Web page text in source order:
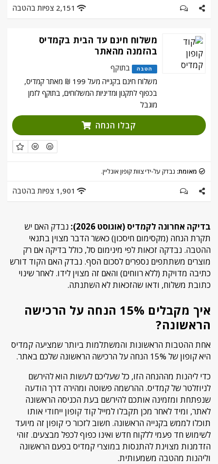
2,151 צפיות בהטבה
משלוח חינם עד הבית בקמדיס
בהזמנה מהאתר
הטבה
בתוקף
משלוח חינם בקנייה מעל 199 ₪ מאתר קמדיס,
בכפוף לתקנון ומדיניות המשלוחים, בתוקף לזמן
מוגבל
קבלו הנחה
מאומת: נבדק על-ידי צוות קופון אונליין.
1,901 צפיות בהטבה
בדיקה אחרונה לקמדיס (אוגוסט 2026):
נבדק האם יש
תקרת הנחה (מקסימום חיסכון) כאשר הדבר מצוין בתנאי
ההטבה. נבדקה זכאות לפי מינימום סל, כולל בדיקה אם רק
מוצרים משתתפים נספרים לסכום הסף. נבדק האם הקוד דורש
כתיבה מדויקת (ללא רווחים) והאם זה מצוין לידו. לאחר שינוי
כתובת משלוח, ודאו שהזכאות לא השתנתה.
איך מקבלים 15% הנחה על הרכישה
הראשונה?
אחת ההטבות הראשונות והמשתלמות ביותר שמציעה קמדיס
היא קופון של 15% הנחה על הרכישה הראשונה שלכם באתר.
כדי ליהנות מההנחה הזו, כל שעליכם לעשות הוא להירשם
לניוזלטר של קמדיס. ההרשמה פשוטה ומהירה דרך הודעה
שנפתחת ומזמינה אותכם להירשם בעת הכניסה הראשונה
לאתר, ומיד לאחר מכן תקבלו למייל קוד קופון ייחודי אותו
תוכלו לממש בקנייה הראשונה. חשוב לזכור כי קופון זה מיועד
לשימוש חד פעמי ללקוח חדש ואינו כפוף לכפל מבצעים. זוהי
הזדמנות מצוינת להתנסות במוצרי קמדיס בפעם הראשונה
וליהנות מהטבה משמעותית.